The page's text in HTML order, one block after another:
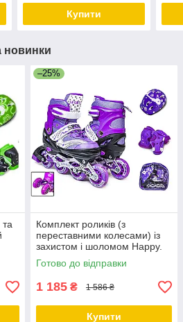
Купити
новинки
та
–25%
Комплект роликів (з
переставними колесами) із
захистом і шоломом Happy.
Фіолетовий комплект. Розмір
29-33
Готово до відправки
1 185 ₴ 1 586 ₴
Купити